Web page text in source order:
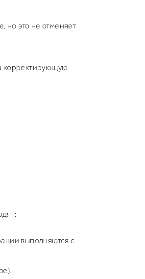
но это не отменяет
корректирующую
выполняются с